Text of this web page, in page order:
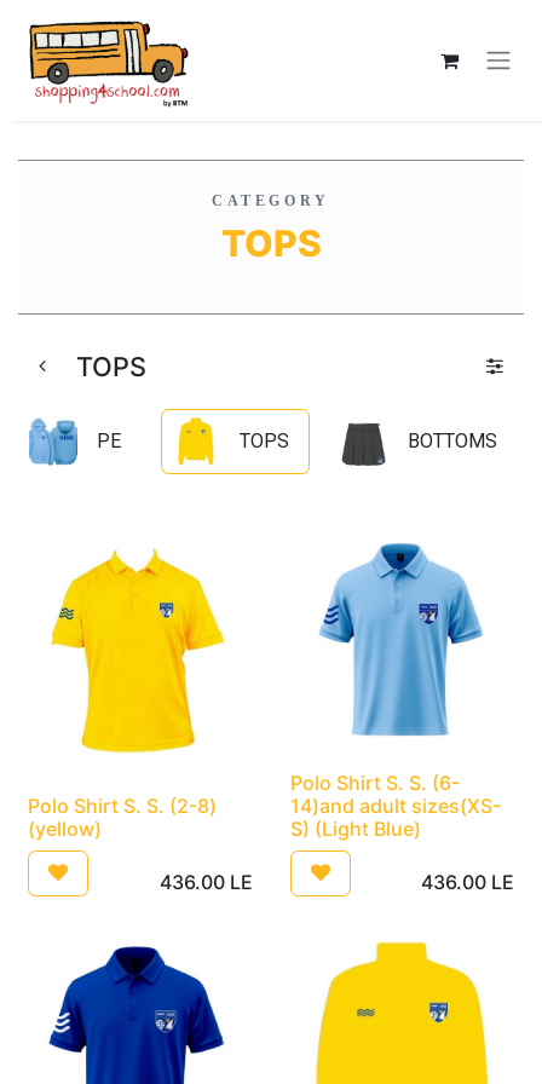
CATEGORY
TOPS
TOPS
PE TOPS BOTTOMS
Polo Shirt S. S. (2-8)
(yellow)
436.00LE
Polo Shirt S. S. (6-
14)and adult sizes(XS-
S) (Light Blue)
436.00 LE